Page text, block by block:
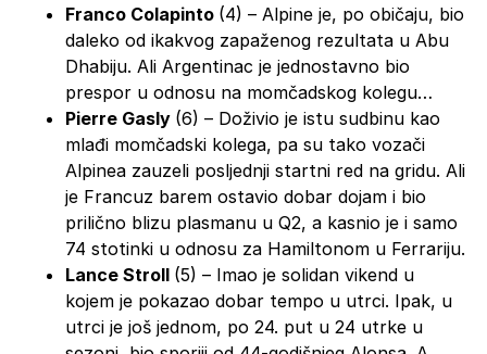
Franco Colapinto (4) – Alpine je, po običaju, bio
daleko od ikakvog zapaženog rezultata u Abu
Dhabiju. Ali Argentinac je jednostavno bio
prespor u odnosu na momčadskog kolegu…
Pierre Gasly (6) – Doživio je istu sudbinu kao
mlađi momčadski kolega, pa su tako vozači
Alpinea zauzeli posljednji startni red na gridu. Ali
je Francuz barem ostavio dobar dojam i bio
prilično blizu plasmanu u Q2, a kasnio je i samo
74 stotinki u odnosu za Hamiltonom u Ferrariju.
Lance Stroll (5) – Imao je solidan vikend u
kojem je pokazao dobar tempo u utrci. Ipak, u
utrci je još jednom, po 24. put u 24 utrke u